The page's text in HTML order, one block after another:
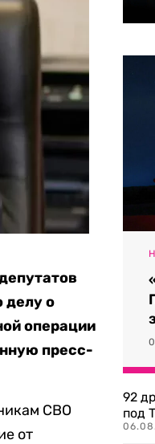
делу о
операции
пресс-
СВО
от
92
под